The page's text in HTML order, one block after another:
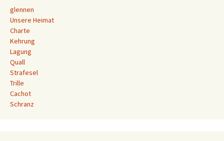
glennen
Unsere Heimat
Charte
Kehrung
Lagung
Quall
Strafesel
Trille
Cachot
Schranz